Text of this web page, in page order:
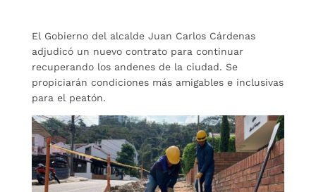
El Gobierno del alcalde Juan Carlos Cárdenas
adjudicó un nuevo contrato para continuar
recuperando los andenes de la ciudad. Se
propiciarán condiciones más amigables e inclusivas
para el peatón.